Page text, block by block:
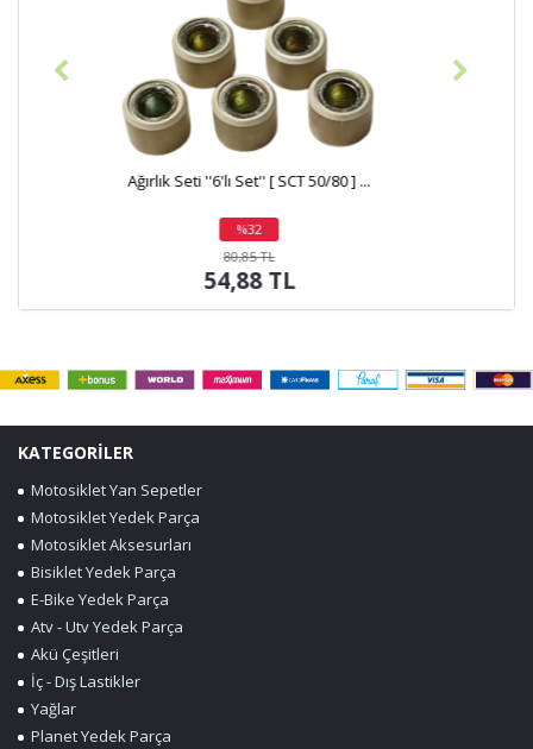
Ağırlık Seti ''6'lı Set'' [ Spacy110/Spo...
indirim
122,50 TL
90,16 TL
KATEGORİLER
Motosiklet Yan Sepetler
Motosiklet Yedek Parça
Motosiklet Aksesurları
Bisiklet Yedek Parça
E-Bike Yedek Parça
Atv - Utv Yedek Parça
Akü Çeşitleri
İç - Dış Lastikler
Yağlar
Planet Yedek Parça